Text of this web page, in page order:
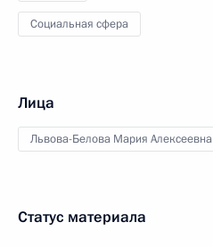
Социальная сфера
Лица
Львова-Белова Мария Алексеевна
Статус материала